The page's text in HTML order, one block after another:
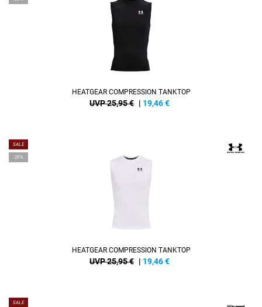
HEATGEAR COMPRESSION TANKTOP
UVP 25,95 € | 19,46€
SALE
-25%
HEATGEAR COMPRESSION TANKTOP
UVP 25,95 € | 19,46€
SALE